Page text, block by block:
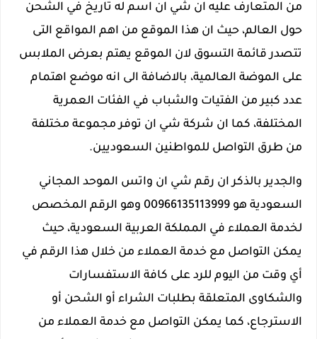
من المتعارف عليه ان شي ان اسم له تاريخ في الشحن
حول العالم، حيث ان هذا الموقع من اهم المواقع التى
تتصدر قائمة التسوق لان الموقع يهتم بعرض الملابس
على الموضة العالمية، بالاضافة الى انه موضع اهتمام
عدد كبير من الفتيات والشباب في الفئات العمرية
المختلفة، كما ان شركة شي ان توفر مجموعة مختلفة
من طرق التواصل للمواطنين السعوديين.
والجدير بالذكر ان رقم شي ان واتس الموحد المجاني
السعودية هو 00966135113999 وهو الرقم المخصص
لخدمة العملاء في المملكة العربية السعودية، حيث
يمكن التواصل مع خدمة العملاء من خلال هذا الرقم في
أي وقت من اليوم للرد على كافة الاستفسارات
والشكاوى المتعلقة بطلبات الشراء أو الشحن أو
الاسترجاع، كما يمكن التواصل مع خدمة العملاء من